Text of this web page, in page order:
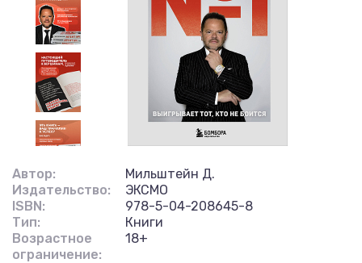
Автор:
Мильштейн Д.
Издательство:
ЭКСМО
ISBN:
978-5-04-208645-8
Тип:
Книги
Возрастное
ограничение:
18+